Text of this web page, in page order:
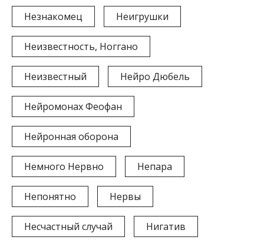
Незнакомец Неигрушки
Неизвестность, Ноггано
Неизвестный Нейро Дюбель
Нейромонах Феофан
Нейронная оборона
Немного Нервно Непара
Непонятно Нервы
Несчастный случай Нигатив